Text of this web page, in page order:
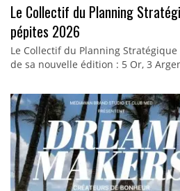
Le Collectif du Planning
pépites 2026
Le Collectif du Planning
de sa nouvelle édition : 5 Or, 3